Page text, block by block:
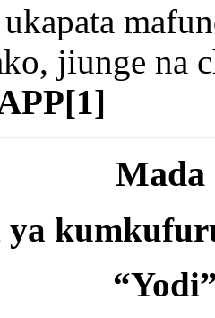
jiunge na
Mada
ya